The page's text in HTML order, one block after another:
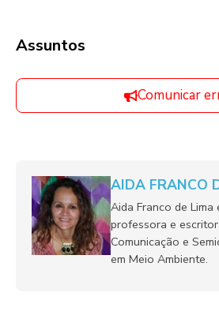
Assuntos
Comunicar
AIDA FRANCO
Aida Franco de Lima
professora e
Comunicação e
em Meio Ambiente.